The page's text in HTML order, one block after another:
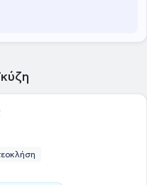
και στην
μου, η ιστορία μου, οι